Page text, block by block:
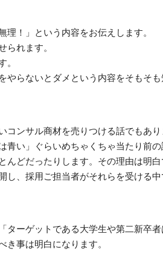
！」という内容をお伝えします。
られます。
。
らないとダメという内容をそもそ
ンサル商材を売りつける話でもあり
い」ぐらいめちゃくちゃ当たり前の
どだったりします。その理由は明
、採用ご担当者がそれらを受ける
ーゲットである大学生や第二新卒
き事は明白になります。